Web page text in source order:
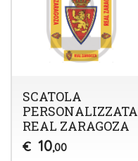
SCATOLA
PERSONALIZZATA
REAL ZARAGOZA
€ 10,00